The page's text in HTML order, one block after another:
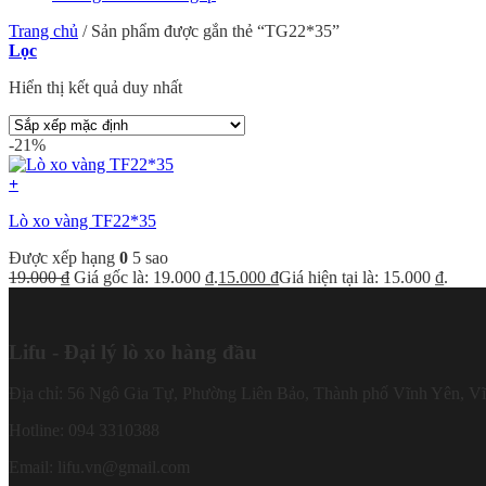
Trang chủ /Sản phẩm được gắn thẻ “TG22*35”
Lọc
Hiển thị kết quả duy nhất
-21%
+
Lò xo vàng TF22*35
Được xếp hạng 0 5 sao
19.000₫ Giá gốc là: 19.000 ₫.15.000 ₫Giá hiện tại là: 15.000 ₫.
Lifu - Đại lý lò xo hàng đầu
Địa chỉ: 56 Ngô Gia Tự, Phường Liên Bảo, Thành phố Vĩnh Yên,
Hotline: 094 3310388